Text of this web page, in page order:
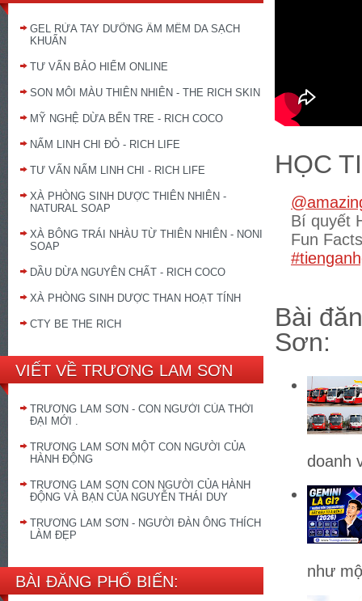
GEL RỬA TAY DƯỠNG ẨM MỀM DA SẠCH
KHUẨN
TƯ VẤN BẢO HIỂM ONLINE
SON MÔI MÀU THIÊN NHIÊN - THE RICH SKIN
MỸ NGHỆ DỪA BẾN TRE - RICH COCO
NẤM LINH CHI ĐỎ - RICH LIFE
TƯ VẤN NẤM LINH CHI - RICH LIFE
XÀ PHÒNG SINH DƯỢC THIÊN NHIÊN -
NATURAL SOAP
XÀ BÔNG TRÁI NHÀU TỪ THIÊN NHIÊN - NONI
SOAP
DẦU DỪA NGUYÊN CHẤT - RICH COCO
XÀ PHÒNG SINH DƯỢC THAN HOẠT TÍNH
CTY BE THE RICH
VIẾT VỀ TRƯƠNG LAM SƠN
TRƯƠNG LAM SƠN - CON NGƯỜI CỦA THỜI
ĐẠI MỚI .
TRƯƠNG LAM SƠN MỘT CON NGƯỜI CỦA
HÀNH ĐỘNG
TRƯƠNG LAM SƠN CON NGƯỜI CỦA HÀNH
ĐỘNG VÀ BẠN CỦA NGUYỄN THÁI DUY
TRƯƠNG LAM SƠN - NGƯỜI ĐÀN ÔNG THÍCH
LÀM ĐẸP
BÀI ĐĂNG PHỔ BIẾN:
HỌC
Bí quyết
Fun
Bài
Sơn:
doanh
như